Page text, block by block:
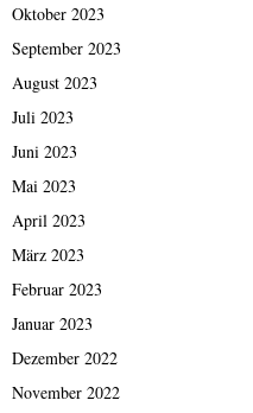
Oktober 2023
September 2023
August 2023
Juli 2023
Juni 2023
Mai 2023
April 2023
März 2023
Februar 2023
Januar 2023
Dezember 2022
November 2022